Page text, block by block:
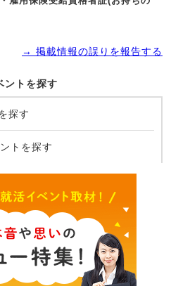
→ 掲載情報の誤りを報告する
ントを探す
探す
トを探す